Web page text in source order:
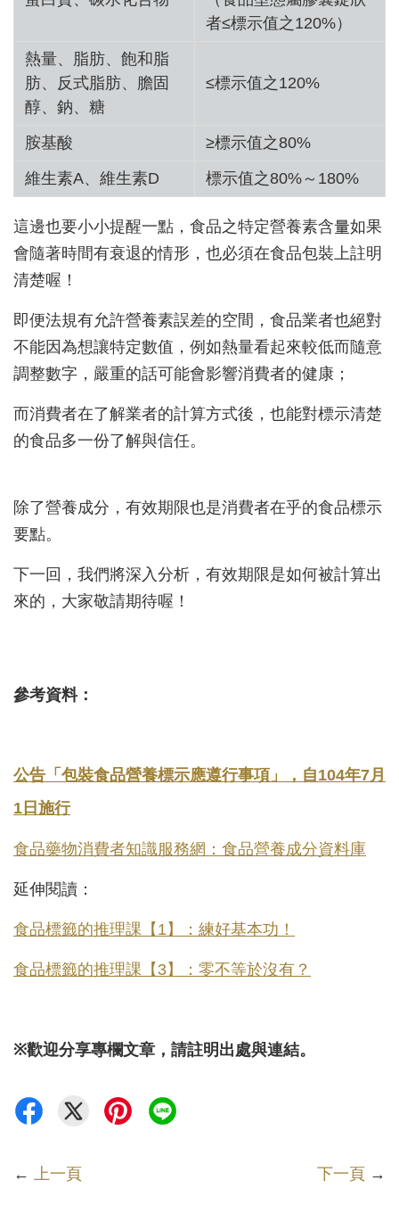
者≤標示值之120%）
熱量、脂肪、飽和脂
肪、反式脂肪、膽固
醇、鈉、糖
≤標示值之120%
胺基酸
≥標示值之80%
維生素A、維生素D
標示值之80%～180%
這邊也要小小提醒一點，食品之特定營養素含量如果
會隨著時間有衰退的情形，也必須在食品包裝上註明
清楚喔！
即便法規有允許營養素誤差的空間，食品業者也絕對
不能因為想讓特定數值，例如熱量看起來較低而隨意
調整數字，嚴重的話可能會影響消費者的健康；
而消費者在了解業者的計算方式後，也能對標示清楚
的食品多一份了解與信任。
除了營養成分，有效期限也是消費者在乎的食品標示
要點。
下一回，我們將深入分析，有效期限是如何被計算出
來的，大家敬請期待喔！
參考資料：
公告「包裝食品營養標示應遵行事項」，自104年7月
1日施行
食品藥物消費者知識服務網：食品營養成分資料庫
延伸閱讀：
食品標籤的推理課【1】：練好基本功！
食品標籤的推理課【3】：零不等於沒有？
※歡迎分享專欄文章，請註明出處與連結。
← 上一頁 下一頁 →